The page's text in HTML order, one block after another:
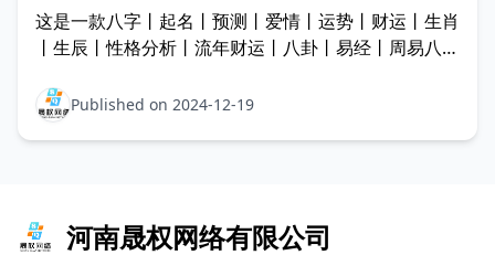
这是一款八字丨起名丨预测丨爱情丨运势丨财运丨生肖
丨生辰丨性格分析丨流年财运丨八卦丨易经丨周易八字
目简介：在这个社会中随着失业增加，房贷车贷等的逐
渐施压，人们越来越下更新玄学，所以用户群体可多，
Published on 2024-12-19
河南晟权网络有限公司